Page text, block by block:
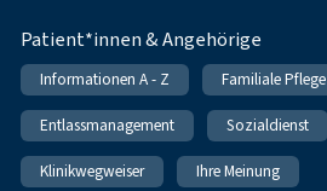
Patient*innen & Angehörige
Informationen A - Z Familiale Pflege
Entlassmanagement Sozialdienst
Klinikwegweiser Ihre Meinung